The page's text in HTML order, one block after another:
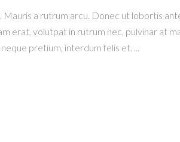
a rutrum arcu. Donec ut lobortis
erat, volutpat in rutrum nec, pulvinar at
pretium, interdum felis et.